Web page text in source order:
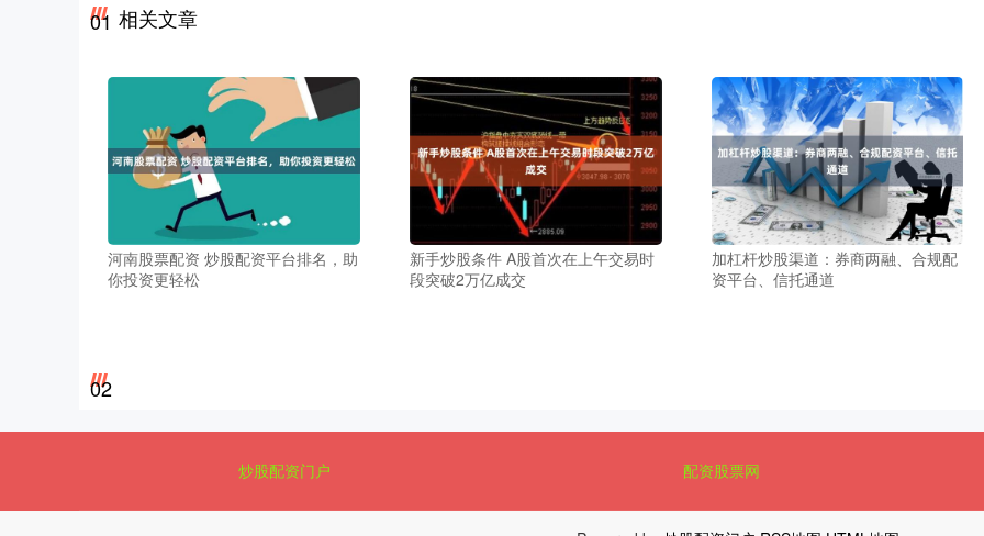
01 相关文章
河南股票配资 炒股配资平台排名，助
你投资更轻松
新手炒股条件 A股首次在上午交易时
段突破2万亿成交
加杠杆炒股渠道：券商两融、合规配
资平台、信托通道
02
炒股配资门户 配资股票网